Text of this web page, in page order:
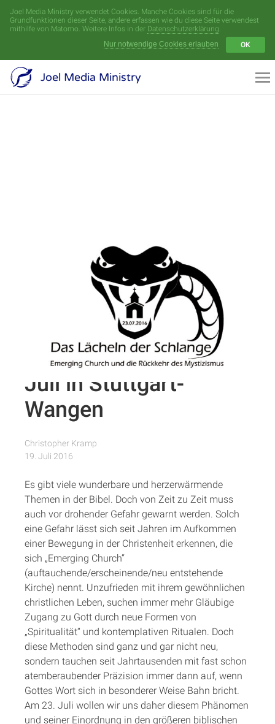
Joel Media Ministry verwendet Cookies. Manche Cookies sind für die
Grundfunktionen dieser Seite, andere erfassen wie du diese Seite verwendest
mithilfe von Matomo. Weitere Infos in der Datenschutzerklärung.
Nur notwendige Cookies erlauben
OK
Joel Media Ministry
Symposium zum
Thema „Emerging
Church“ und
Mystizismus am 23.
Juli in Stuttgart-
Wangen
Christopher Kramp
19. Juli 2016
Es gibt viele wunderbare und herzerwärmende
Themen in der Bibel. Doch von Zeit zu Zeit muss
auch vor drohender Gefahr gewarnt werden. Solch
eine Gefahr lässt sich seit Jahren im Aufkommen
einer Bewegung in der Christenheit erkennen, die
sich „Emerging Church“
(auftauchende/erscheinende/neu entstehende
Kirche) nennt. Unzufrieden mit ihrem gewöhnlichen
christlichen Leben, suchen immer mehr Gläubige
Zugang zu Gott durch neue Formen von
„Spiritualität“ und kontemplativen Ritualen. Doch
diese Methoden sind ganz und gar nicht neu,
sondern tauchen seit Jahrtausenden mit fast schon
atemberaubender Präzision immer dann auf, wenn
Gottes Wort sich in besonderer Weise Bahn bricht.
Am 23. Juli wollen wir uns daher diesem Phänomen
und seiner Einordnung in den größeren biblischen
Menü
Videoarchiv
Artikel
Podcasts
Studienzentrum
Über Uns